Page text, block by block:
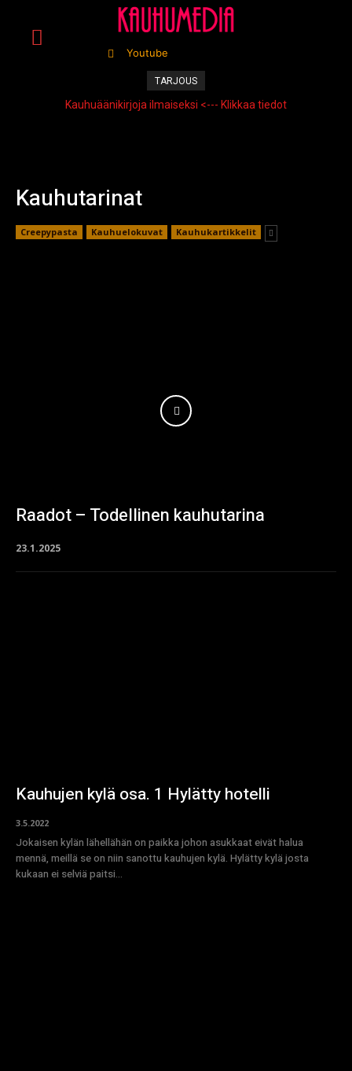
Youtube
TARJOUS
Kauhuäänikirjoja ilmaiseksi <--- Klikkaa tiedot
Kauhutarinat
Creepypasta Kauhuelokuvat Kauhukartikkelit
Raadot – Todellinen kauhutarina
23.1.2025
Kauhujen kylä osa. 1 Hylätty hotelli
3.5.2022
Jokaisen kylän lähellähän on paikka johon asukkaat eivät halua
mennä, meillä se on niin sanottu kauhujen kylä. Hylätty kylä josta
kukaan ei selviä paitsi...